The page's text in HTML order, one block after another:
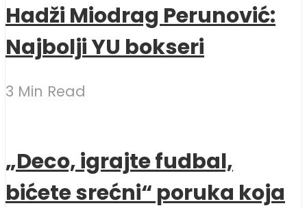
Hadži Miodrag Perunović:
Najbolji YU bokseri
3 Min Read
„Deco, igrajte fudbal,
bićete srećni“ poruka koja